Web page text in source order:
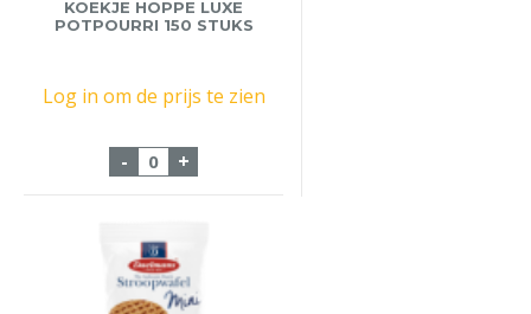
KOEKJE HOPPE LUXE
POTPOURRI 150 STUKS
Log in om de prijs te zien
- Koekje Hoppe Luxe Potpourri 150 stuks
+